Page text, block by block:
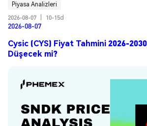
Piyasa Analizleri
2026-08-07
10-15d
2026-08-07
Cysic (CYS) Fiyat Tahmini 2026-
Düşecek mi?